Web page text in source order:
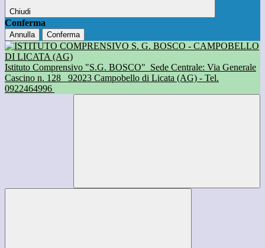
Chiudi
Conferma
Annulla Conferma
Istituto Comprensivo "S.G. BOSCO" Sede Centrale: Via Generale
Cascino n. 128
92023 Campobello di Licata (AG) - Tel.
0922464996